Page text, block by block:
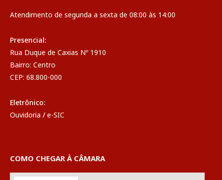
Atendimento de segunda a sexta de 08:00 às 14:00
Presencial:
Rua Duque de Caxias Nº 1910
Bairro: Centro
CEP: 68.800-000
Eletrônico:
Ouvidoria / e-SIC
COMO CHEGAR À CÂMARA